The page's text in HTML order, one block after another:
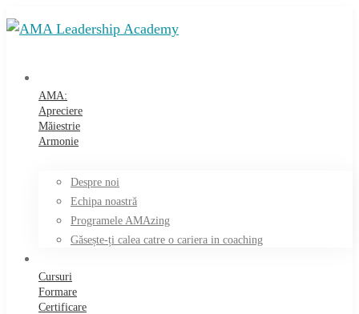
AMA:
Apreciere
Măiestrie
Armonie
Despre noi
Echipa noastră
Programele AMAzing
Găsește-ți calea catre o cariera in coaching
Cursuri
Formare
Certificare